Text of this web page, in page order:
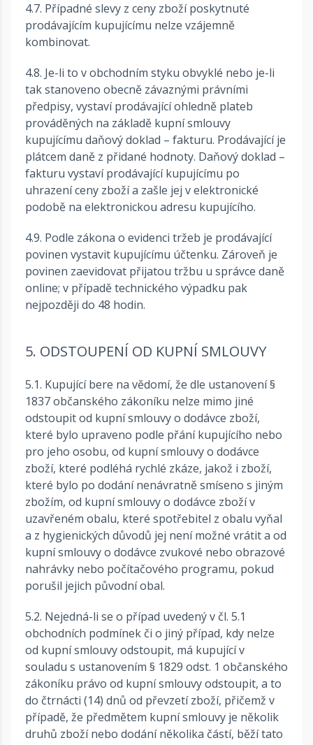
4.7. Případné slevy z ceny zboží poskytnuté
prodávajícím kupujícímu nelze vzájemně
kombinovat.
4.8. Je-li to v obchodním styku obvyklé nebo je-li
tak stanoveno obecně závaznými právními
předpisy, vystaví prodávající ohledně plateb
prováděných na základě kupní smlouvy
kupujícímu daňový doklad – fakturu. Prodávající je
plátcem daně z přidané hodnoty. Daňový doklad –
fakturu vystaví prodávající kupujícímu po
uhrazení ceny zboží a zašle jej v elektronické
podobě na elektronickou adresu kupujícího.
4.9. Podle zákona o evidenci tržeb je prodávající
povinen vystavit kupujícímu účtenku. Zároveň je
povinen zaevidovat přijatou tržbu u správce daně
online; v případě technického výpadku pak
nejpozději do 48 hodin.
5. ODSTOUPENÍ OD KUPNÍ SMLOUVY
5.1. Kupující bere na vědomí, že dle ustanovení §
1837 občanského zákoníku nelze mimo jiné
odstoupit od kupní smlouvy o dodávce zboží,
které bylo upraveno podle přání kupujícího nebo
pro jeho osobu, od kupní smlouvy o dodávce
zboží, které podléhá rychlé zkáze, jakož i zboží,
které bylo po dodání nenávratně smíseno s jiným
zbožím, od kupní smlouvy o dodávce zboží v
uzavřeném obalu, které spotřebitel z obalu vyňal
a z hygienických důvodů jej není možné vrátit a od
kupní smlouvy o dodávce zvukové nebo obrazové
nahrávky nebo počítačového programu, pokud
porušil jejich původní obal.
5.2. Nejedná-li se o případ uvedený v čl. 5.1
obchodních podmínek či o jiný případ, kdy nelze
od kupní smlouvy odstoupit, má kupující v
souladu s ustanovením § 1829 odst. 1 občanského
zákoníku právo od kupní smlouvy odstoupit, a to
do čtrnácti (14) dnů od převzetí zboží, přičemž v
případě, že předmětem kupní smlouvy je několik
druhů zboží nebo dodání několika částí, běží tato